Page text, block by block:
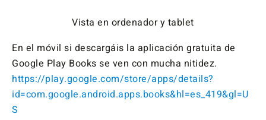
Vista en ordenador y tablet
En el móvil si descargáis la aplicación gratuita de
Google Play Books se ven con mucha nitidez.
https://play.google.com/store/apps/details?
id=com.google.android.apps.books&hl=es_419&gl=U
S